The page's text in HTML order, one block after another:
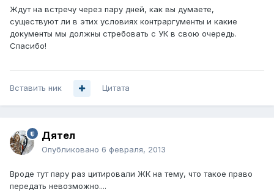
Ждут на встречу через пару дней, как вы думаете,
существуют ли в этих условиях контраргументы и какие
документы мы должны стребовать с УК в свою очередь.
Спасибо!
Вставить ник Цитата
Дятел
Опубликовано 6 февраля, 2013
Вроде тут пару раз цитировали ЖК на тему, что такое право
передать невозможно....